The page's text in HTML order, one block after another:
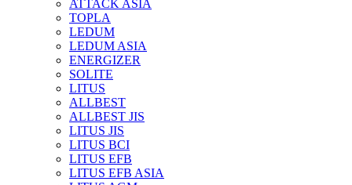
ATTACK ASIA
TOPLA
LEDUM
LEDUM ASIA
ENERGIZER
SOLITE
LITUS
ALLBEST
ALLBEST JIS
LITUS JIS
LITUS BCI
LITUS EFB
LITUS EFB ASIA